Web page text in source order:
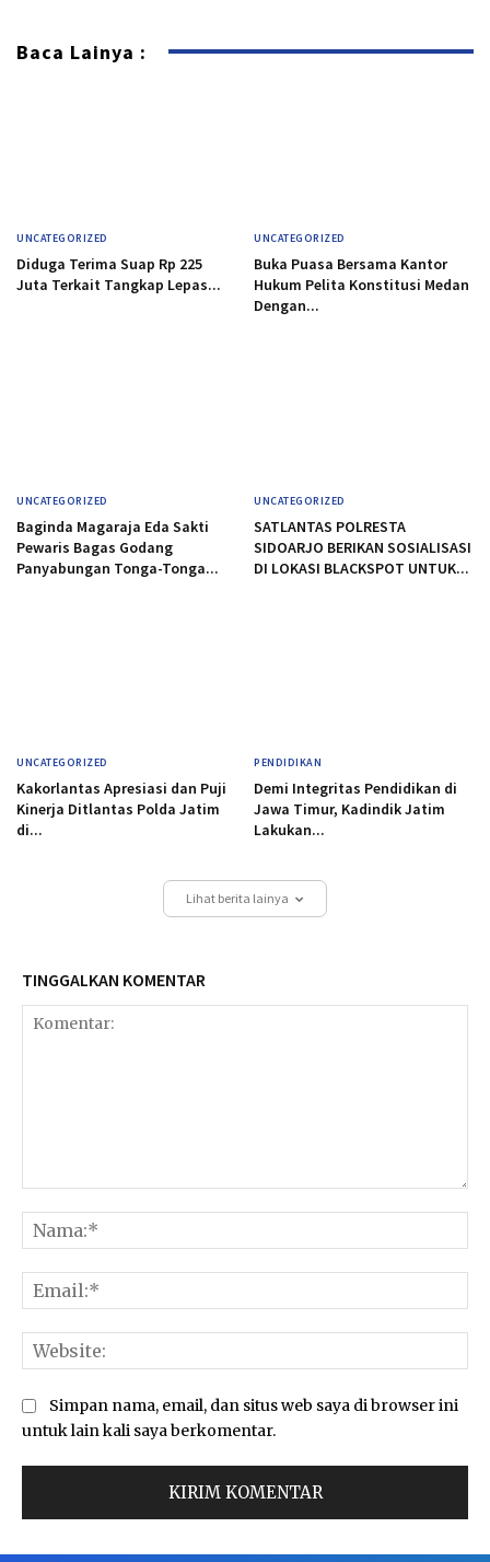
Baca Lainya :
UNCATEGORIZED
Diduga Terima Suap Rp 225
Juta Terkait Tangkap Lepas...
UNCATEGORIZED
Buka Puasa Bersama Kantor
Hukum Pelita Konstitusi Medan
Dengan...
UNCATEGORIZED
Baginda Magaraja Eda Sakti
Pewaris Bagas Godang
Panyabungan Tonga-Tonga...
UNCATEGORIZED
SATLANTAS POLRESTA
SIDOARJO BERIKAN SOSIALISASI
DI LOKASI BLACKSPOT UNTUK...
UNCATEGORIZED
Kakorlantas Apresiasi dan Puji
Kinerja Ditlantas Polda Jatim
di...
PENDIDIKAN
Demi Integritas Pendidikan di
Jawa Timur, Kadindik Jatim
Lakukan...
Lihat berita lainya
TINGGALKAN KOMENTAR
Simpan nama, email, dan situs web saya di browser ini
untuk lain kali saya berkomentar.